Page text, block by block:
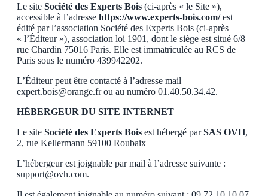
Le site Société des Experts Bois (ci-après « le Site »),
accessible à l’adresse https://www.experts-bois.com/est
édité par l’association Société des Experts Bois (ci-après
« l’Éditeur »), association loi 1901, dont le siège est situé 6/8
rue Chardin 75016 Paris. Elle est immatriculée au RCS de
Paris sous le numéro 439942202.
L’Éditeur peut être contacté à l’adresse mail
expert.bois@orange.fr ou au numéro 01.40.50.34.42.
HÉBERGEUR DU SITE INTERNET
Le site Société des Experts Bois est hébergé parSAS OVH,
2, rue Kellermann 59100 Roubaix
L’hébergeur est joignable par mail à l’adresse suivante :
support@ovh.com.